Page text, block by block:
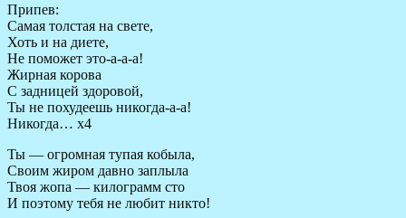
Припев:
Самая толстая на свете,
Хоть и на диете,
Не поможет это-а-а-а!
Жирная корова
С задницей здоровой,
Ты не похудеешь никогда-а-а!
Никогда… х4
Ты — огромная тупая кобыла,
Своим жиром давно заплыла
Твоя жопа — килограмм сто
И поэтому тебя не любит никто!